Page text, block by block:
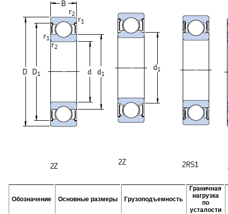
Обозначение Основные размеры Грузоподъемность
Граничная
нагрузка
по
усталости